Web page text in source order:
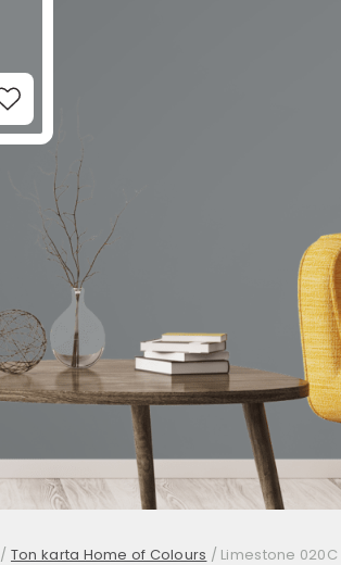
Add to Wishlist
/ Ton karta Home of Colours / Limestone 020C